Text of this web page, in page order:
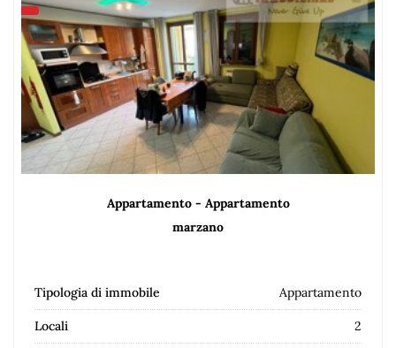
Appartamento - Appartamento
marzano
Tipologia di immobile Appartamento
Locali 2